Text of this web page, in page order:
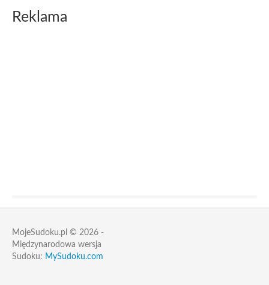
Reklama
MojeSudoku.pl © 2026 -
Międzynarodowa wersja
Sudoku: MySudoku.com